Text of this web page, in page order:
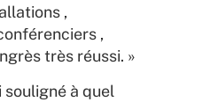
,
,
très réussi. »
souligné à quel